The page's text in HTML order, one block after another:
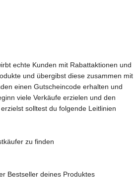
echte Kunden mit Rabattaktionen und
und übergibst diese zusammen mit
einen Gutscheincode erhalten und
viele Verkäufe erzielen und den
solltest du folgende Leitlinien
zu finden
Bestseller deines Produktes